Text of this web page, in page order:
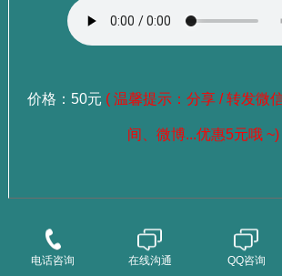
价格：50元 ( 温馨提示：分享 / 转发微
间、微博...优惠5元哦 ~)
选择老师试听 点这里查看>>>
电话咨询 在线沟通 QQ咨询